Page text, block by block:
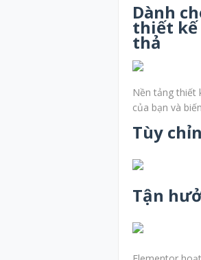
Dành
thiết kế
thả
Nền tảng thiết
của bạn và
Tùy
Tận